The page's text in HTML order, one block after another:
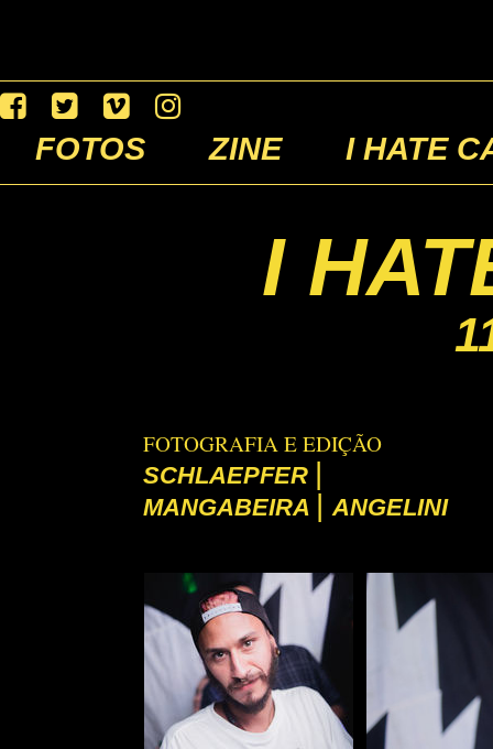
FOTOS ZINE I HATE
I
FOTOGRAFIA E EDIÇÃO
SCHLAEPFER |
MANGABEIRA | ANGELINI